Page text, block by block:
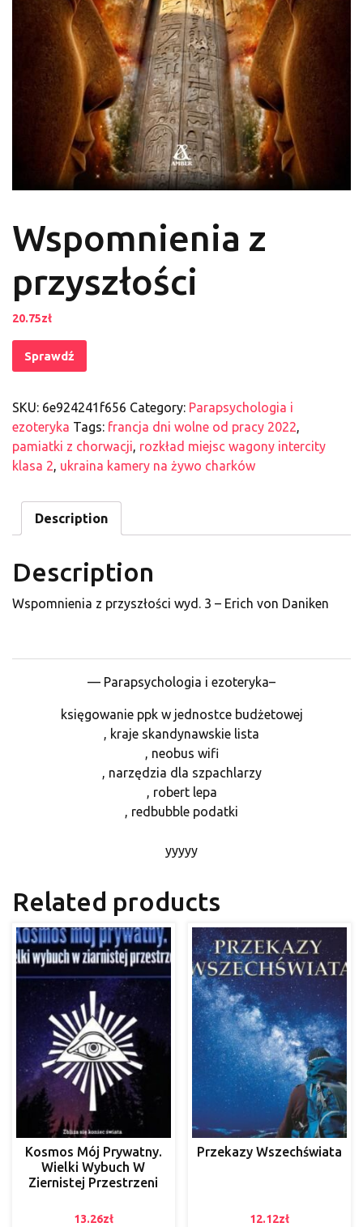
Wspomnienia z
przyszłości
20.75zł
Sprawdź
SKU: 6e924241f656 Category: Parapsychologia i
ezoteryka Tags: francja dni wolne od pracy 2022,
pamiatki z chorwacji, rozkład miejsc wagony intercity
klasa 2, ukraina kamery na żywo charków
Description
Description
Wspomnienia z przyszłości wyd. 3 – Erich von Daniken
— Parapsychologia i ezoteryka–
księgowanie ppk w jednostce budżetowej
, kraje skandynawskie lista
, neobus wifi
, narzędzia dla szpachlarzy
, robert lepa
, redbubble podatki
yyyyy
Related products
Kosmos Mój Prywatny.
Wielki Wybuch W
Ziernistej Przestrzeni
13.26zł
Przekazy Wszechświata
12.12zł